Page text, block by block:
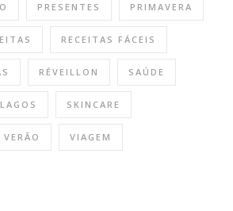
PRESENTES PRIMAVERA
RECEITAS FÁCEIS
RÉVEILLON SAÚDE
SKINCARE
VERÃO VIAGEM